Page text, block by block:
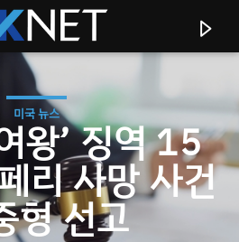
미국 뉴스
왕’ 징역 15
리 사망 사건
형 선고